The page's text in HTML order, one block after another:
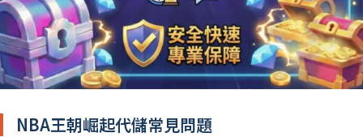
NBA王朝崛起代儲常見問題